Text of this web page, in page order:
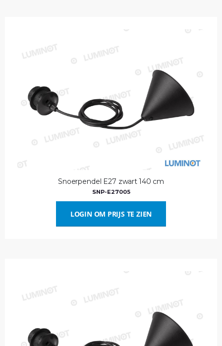
Snoerpendel E27 zwart 140 cm
SNP-E27005
LOGIN OM PRIJS TE ZIEN